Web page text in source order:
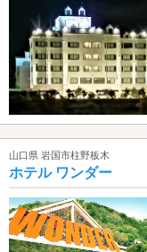
山口県 岩国市柱野板木
ホテル ワンダー